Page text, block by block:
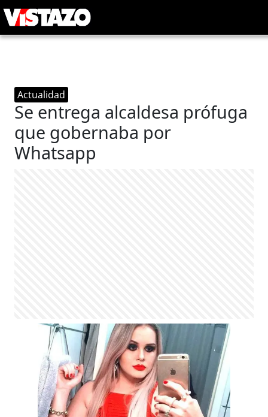
Actualidad
Se entrega alcaldesa prófuga
que gobernaba por
Whatsapp